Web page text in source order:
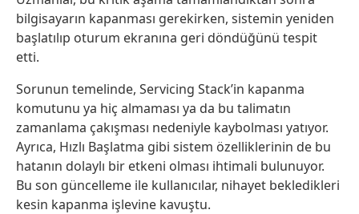
bilgisayarın kapanması gerekirken, sistemin yeniden
başlatılıp oturum ekranına geri döndüğünü tespit
etti.
Sorunun temelinde, Servicing Stack’in kapanma
komutunu ya hiç almaması ya da bu talimatın
zamanlama çakışması nedeniyle kaybolması yatıyor.
Ayrıca, Hızlı Başlatma gibi sistem özelliklerinin de bu
hatanın dolaylı bir etkeni olması ihtimali bulunuyor.
Bu son güncelleme ile kullanıcılar, nihayet bekledikleri
kesin kapanma işlevine kavuştu.